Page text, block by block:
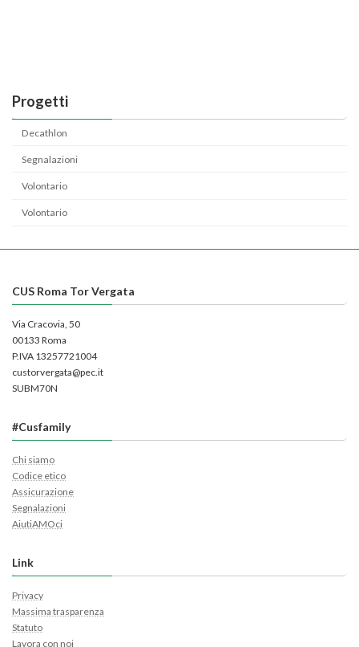
Progetti
Decathlon
Segnalazioni
Volontario
Volontario
CUS Roma Tor Vergata
Via Cracovia, 50
00133 Roma
P.IVA 13257721004
custorvergata@pec.it
SUBM70N
#Cusfamily
Chi siamo
Codice etico
Assicurazione
Segnalazioni
AiutiAMOci
Link
Privacy
Massima trasparenza
Statuto
Lavora con noi